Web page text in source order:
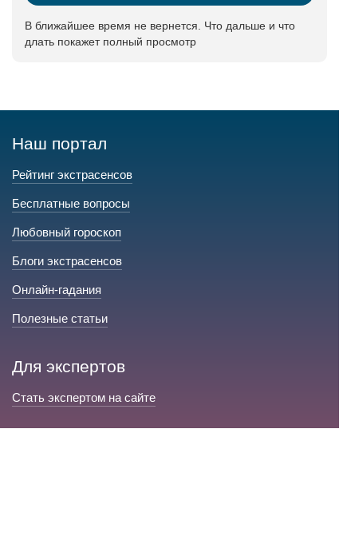
В ближайшее время не вернется. Что дальше и что
длать покажет полный просмотр
Наш портал
Рейтинг экстрасенсов
Бесплатные вопросы
Любовный гороскоп
Блоги экстрасенсов
Онлайн-гадания
Полезные статьи
Для экспертов
Стать экспертом на сайте